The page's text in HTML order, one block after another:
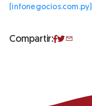
(infonegocios.com.py)
Compartir: